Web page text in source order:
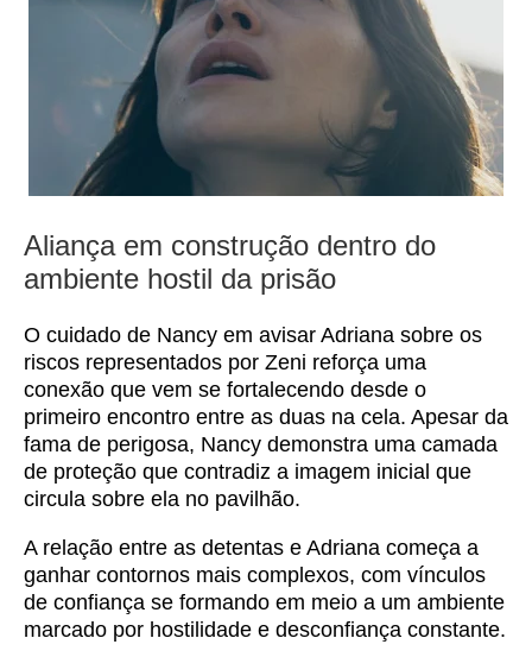
Aliança em construção dentro do
ambiente hostil da prisão
O cuidado de Nancy em avisar Adriana sobre os
riscos representados por Zeni reforça uma
conexão que vem se fortalecendo desde o
primeiro encontro entre as duas na cela. Apesar da
fama de perigosa, Nancy demonstra uma camada
de proteção que contradiz a imagem inicial que
circula sobre ela no pavilhão.
A relação entre as detentas e Adriana começa a
ganhar contornos mais complexos, com vínculos
de confiança se formando em meio a um ambiente
marcado por hostilidade e desconfiança constante.